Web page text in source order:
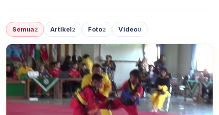
Semua2 Artikel2 Foto2 Video0